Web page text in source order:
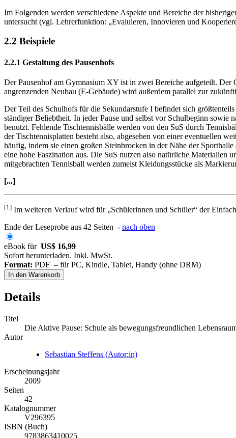
Im Folgenden werden verschiedene Aspekte und Bereiche der
untersucht (vgl. Lehrerfunktion: „Evaluieren, Innovieren und
2.2 Beispiele
2.2.1 Gestaltung des Pausenhofs
Der Pausenhof am Gymnasium XY ist in zwei Bereiche aufgeteilt. Der
angrenzenden Neubau (E-Gebäude) wird außerdem parallel zur
Der Teil des Schulhofs für die Sekundarstufe I befindet sich
ständiger Beliebtheit. In jeder Pause und selbst vor Schulbeginn sowie
benutzt. Fehlende Tischtennisbälle werden von den SuS durch
der Tischtennisplatten besteht also, abgesehen von einer eventuellen
häufig, indem sie einen großen Steinbrocken in der Nähe der
eine hohe Faszination aus. Die SuS nutzen also natürliche
mitgebrachten Tennisball werden zumeist Kleidungsstücke als
[...]
[1] Im weiteren Verlauf wird für „Schülerinnen und Schüler“ der
Ende der Leseprobe aus 42 Seiten - nach oben
eBook für US$ 16,99
Sofort herunterladen. Inkl. MwSt.
Format: PDF – für PC, Kindle, Tablet, Handy (ohne DRM)
In den Warenkorb
Details
Titel
Die Aktive Pause: Schule als bewegungsfreundlichen
Autor
Sebastian Steffens (Autor:in)
Erscheinungsjahr
2009
Seiten
42
Katalognummer
V296395
ISBN (Buch)
9783863410025